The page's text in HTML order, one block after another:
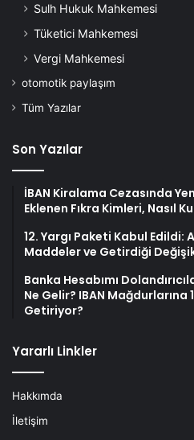
Sulh Hukuk Mahkemesi
Tüketici Mahkemesi
Vergi Mahkemesi
otomotik paylaşım
Tüm Yazılar
Son Yazılar
İBAN Kiralama Cezasında
Eklenen Fıkra Kimleri, Nasıl
12. Yargı Paketi Kabul Edildi:
Maddeler ve Getirdiği
Banka Hesabımı
Ne Gelir? IBAN Mağdurlarına
Getiriyor?
Yararlı Linkler
Hakkımda
İletişim